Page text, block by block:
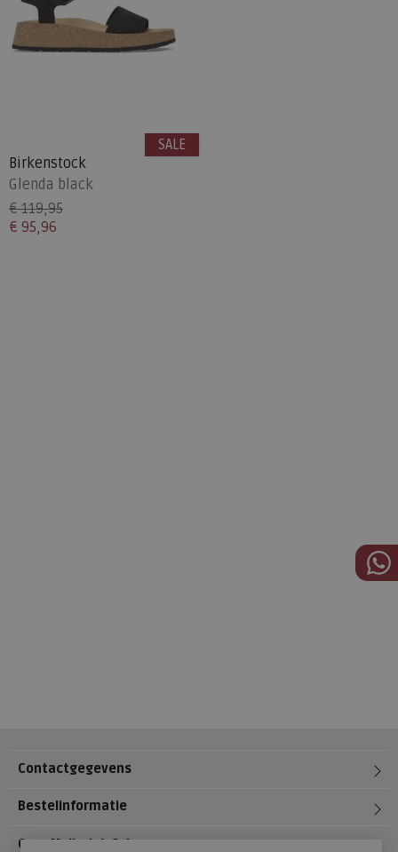
Birkenstock
Glenda black
€ 119,95
€ 95,96
SALE
Contactgegevens
Bestelinformatie
Over Meijerink Schoenen